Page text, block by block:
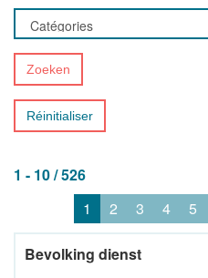
Zoeken
Réinitialiser
1 - 10 / 526
1
2 3 4 5
Bevolking dienst